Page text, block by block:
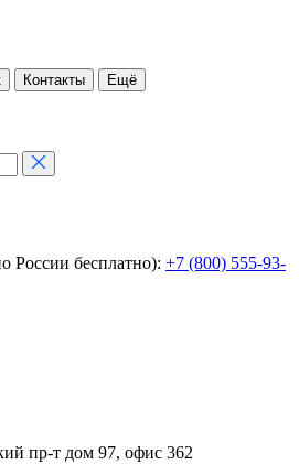
Контакты Ещё
России бесплатно): +7 (800) 555-93-
пр-т дом 97, офис 362